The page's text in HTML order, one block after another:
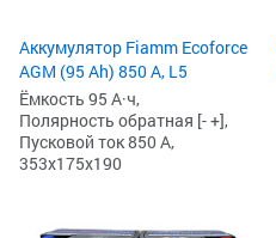
Аккумулятор Fiamm Ecoforce
AGM (95 Ah) 850 A, L5
Ёмкость 95 А·ч,
Полярность обратная [- +],
Пусковой ток 850 А,
353x175x190